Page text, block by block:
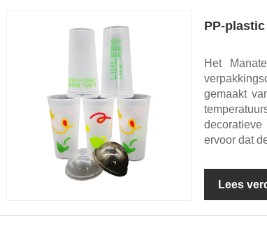
PP-
Het
gemaakt
ervoor dat
Lees